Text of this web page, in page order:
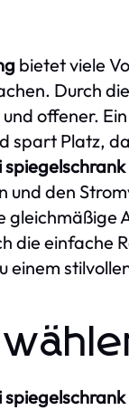
bietet viele
Durch
offener. Ein
spart Platz,
den
gleichmäßige
die einfache
einem